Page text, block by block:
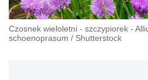
Czosnek wieloletni - szczypiorek -
schoenoprasum / Shutterstock